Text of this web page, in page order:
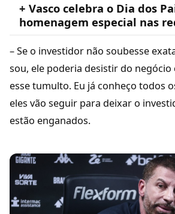
+ Vasco celebra o Dia dos
homenagem especial nas
– Se o investidor não soubesse
sou, ele poderia desistir do negócio
esse tumulto. Eu já conheço todos
eles vão seguir para deixar o
estão enganados.